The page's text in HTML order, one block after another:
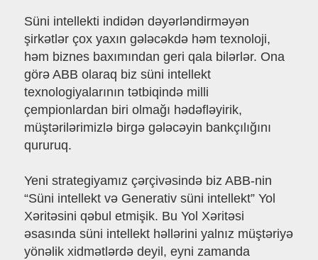
Süni intellekti indidən dəyərləndirməyən
şirkətlər çox yaxın gələcəkdə həm texnoloji,
həm biznes baxımından geri qala bilərlər. Ona
görə ABB olaraq biz süni intellekt
texnologiyalarının tətbiqində milli
çempionlardan biri olmağı hədəfləyirik,
müştərilərimizlə birgə gələcəyin bankçılığını
qururuq.
Yeni strategiyamız çərçivəsində biz ABB-nin
“Süni intellekt və Generativ süni intellekt” Yol
Xəritəsini qəbul etmişik. Bu Yol Xəritəsi
əsasında süni intellekt həllərini yalnız müştəriyə
yönəlik xidmətlərdə deyil, eyni zamanda